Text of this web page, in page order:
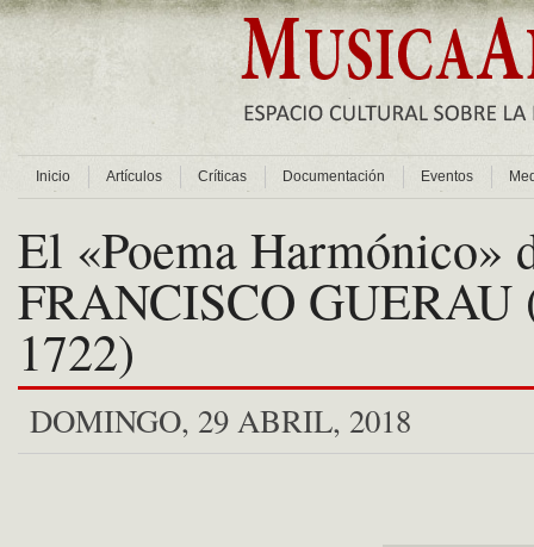
Inicio Artículos Críticas Documentación Eventos
El «Poema Harmónico»
FRANCISCO GUERAU
1722)
DOMINGO, 29 ABRIL, 2018